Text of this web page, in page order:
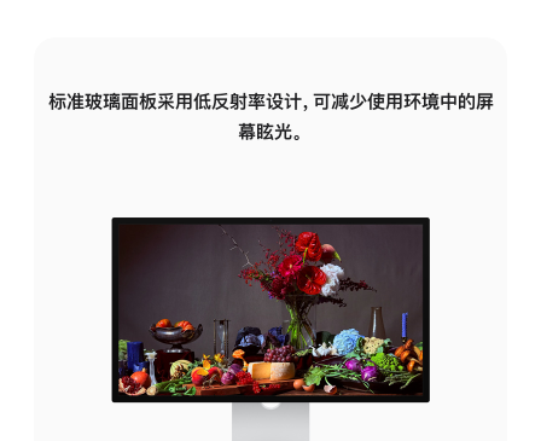
标准玻璃面板采用低反射率设计，可减少使用环境中的屏
幕眩光。